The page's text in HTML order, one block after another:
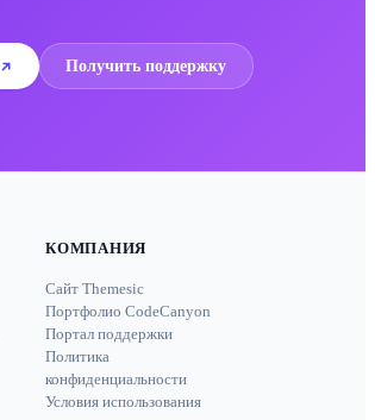
Получить поддержку
КОМПАНИЯ
Сайт Themesic
Портфолио CodeCanyon
Портал поддержки
Политика
конфиденциальности
Условия использования